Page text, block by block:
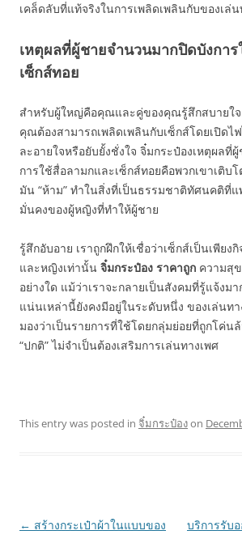
เคล็ดลับที่แท้จริงในการเพลิดเพลินกับของเล่น
เหตุผลที่ผู้ชายจำนวนมากปิดบังกา
เซ็กส์ทอย
สำหรับผู้ใหญ่คือคุณและคู่ของคุณรู้สึกสบายใจ
คุณต้องสามารถเพลิดเพลินกับเซ็กส์โดยเปิดไ
ละอายใจหรือยับยั้งชั่งใจ จิ๋มกระป๋องเหตุผลที่
การใช้สื่อลามกและเซ็กส์ทอยคือพวกเขาเติบ
มัน “ห้าม” ทำในสิ่งที่เป็นธรรมชาติทัศนคติที่
มั่นคงของผู้หญิงที่ทำให้ผู้ชาย
รู้สึกอับอาย เราถูกฝึกให้เชื่อว่าเซ็กส์เป็นเพียง
และหญิงเท่านั้น จิ๋มกระป๋อง ราคาถูก ความสุ
อย่างใด แม้ว่าเราจะกลายเป็นสังคมที่รู้แจ้งม
แน่นเหล่านี้ยังคงมีอยู่ในระดับหนึ่ง ของเล่นท
มองว่าเป็นรายการที่ใช้โดยกลุ่มย่อยที่ถูกโค่น
“ปกติ” ไม่จำเป็นต้องเสริมการเล่นทางเพศ
This entry was posted in จิ๋มกระป๋องon
Post
← สร้างกระเป๋าผ้าในแบบของ
บริการรับ